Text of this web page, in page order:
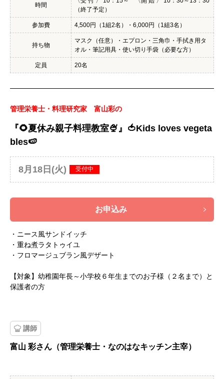
時間
（終了予定）
参加費 4,500円（1組2名）・6,000円（1組3名）
持ち物
マスク（任意）・エプロン・三角巾・手拭き用タ
オル・筆記用具・使い切り手袋（必要な方）
定員 20名
管理栄養士・料理研究家 富山彩の
『🌻夏休み親子料理教室🍨』🍅Kids loves vegeta
bles🍉
8月18日(火) 受付中
お申込み
・ニース風サンドイッチ
・重ね煮ラタトゥイユ
・フロマージュブラン風デザート
【対象】幼稚園年長～小学校６年生までのお子様（２名まで）と
保護者の方
講師
富山 彩さん（管理栄養士・なのはなキッチン主宰）